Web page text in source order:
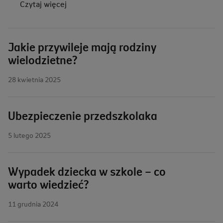
Czytaj więcej
Jakie przywileje mają rodziny
wielodzietne?
28 kwietnia 2025
Ubezpieczenie przedszkolaka
5 lutego 2025
Wypadek dziecka w szkole – co
warto wiedzieć?
11 grudnia 2024